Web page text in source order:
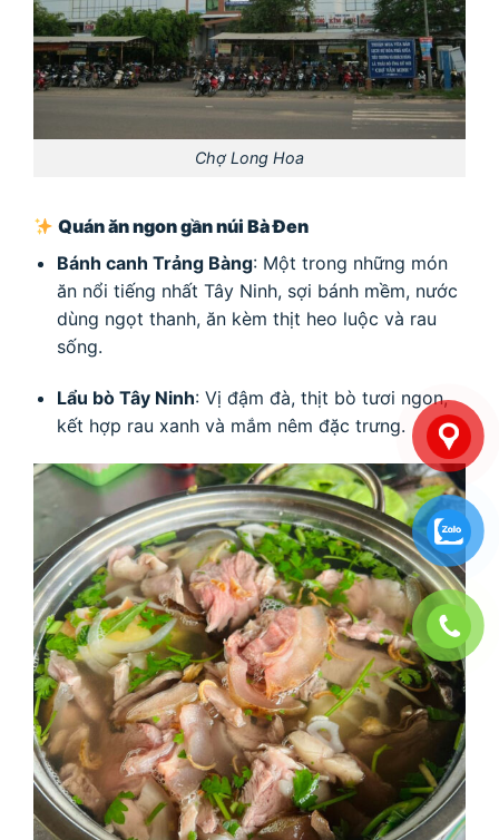
Chợ Long Hoa
Quán ăn ngon gần núi Bà Đen
Bánh canh Trảng Bàng: Một trong những món
ăn nổi tiếng nhất Tây Ninh, sợi bánh mềm, nước
dùng ngọt thanh, ăn kèm thịt heo luộc và rau
sống.
Lẩu bò Tây Ninh: Vị đậm đà, thịt bò tươi ngon,
kết hợp rau xanh và mắm nêm đặc trưng.